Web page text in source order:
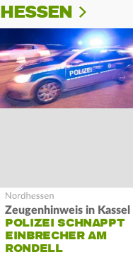
HESSEN
Zeugenhinweis in Kassel
POLIZEI SCHNAPPT
EINBRECHER AM
RONDELL